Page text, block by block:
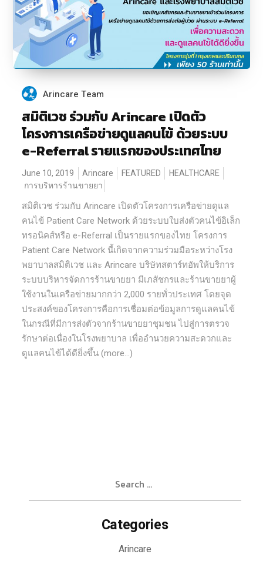
Arincare Team
สมิติเวช ร่วมกับ Arincare เปิดตัว
โครงการเครือข่ายดูแลคนไข้ ด้วยระบบ
e-Referral รายแรกของประเทศไทย
June 10, 2019 Arincare FEATURED
HEALTHCARE
การบริหารร้านขายยา
สมิติเวช ร่วมกับ Arincare เปิดตัวโครงการเครือข่ายดูแล
คนไข้ Patient Care Network ด้วยระบบใบส่งตัวคนไข้อิเล็ก
ทรอนิคส์หรือ e-Referral เป็นรายแรกของไทย โครงการ
Patient Care Network นี้เกิดจากความร่วมมือระหว่างโรง
พยาบาลสมิติเวช และ Arincare บริษัทสตาร์ทอัพให้บริการ
ระบบบริหารจัดการร้านขายยา มีเภสัชกรและร้านขายยาผู้
ใช้งานในเครือข่ายมากกว่า 2,000 รายทั่วประเทศ โดยจุด
ประสงค์ของโครงการคือการเชื่อมต่อข้อมูลการดูแลคนไข้
ในกรณีที่มีการส่งตัวจากร้านขายยาชุมชน ไปสู่การตรวจ
รักษาต่อเนื่องในโรงพยาบาล เพื่ออำนวยความสะดวกและ
ดูแลคนไข้ได้ดียิ่งขึ้น (more…)
Categories
Arincare